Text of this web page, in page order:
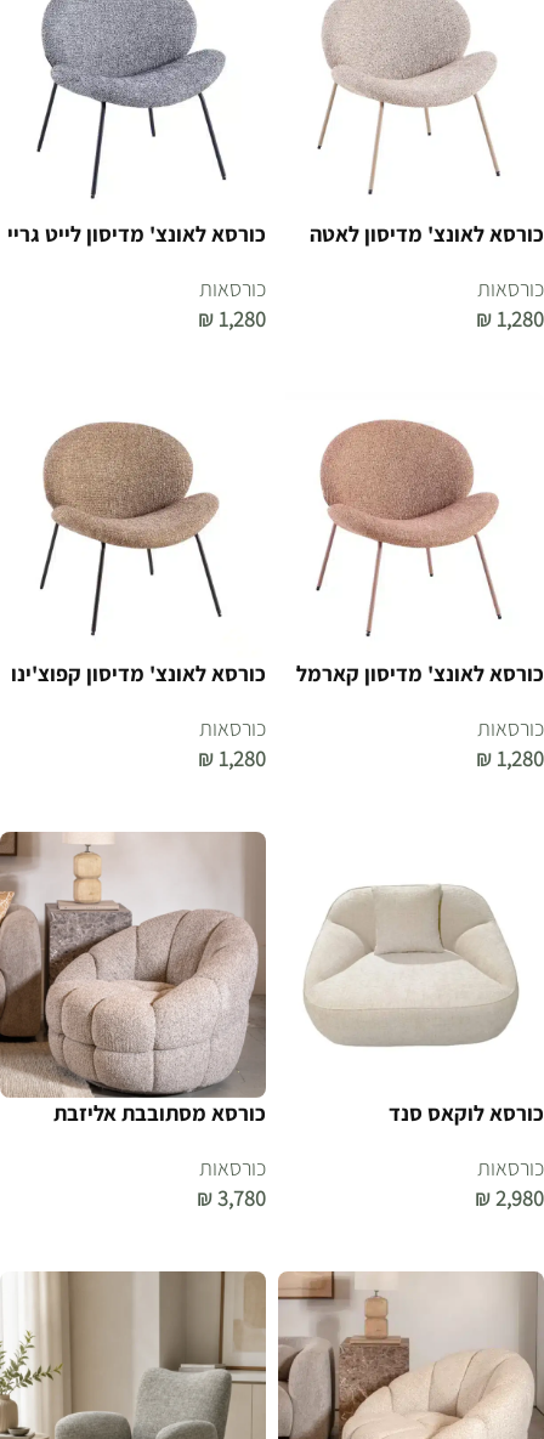
כורסא לאונצ' מדיסון לאטה
כורסאות
₪ 1,280
כורסא לאונצ' מדיסון לייט גריי
כורסאות
₪ 1,280
כורסא לאונצ' מדיסון קארמל
כורסאות
₪ 1,280
כורסא לאונצ' מדיסון קפוצ'ינו
כורסאות
₪ 1,280
כורסא לוקאס סנד
כורסאות
₪2,980
כורסא מסתובבת אליזבת
כורסאות
₪3,780